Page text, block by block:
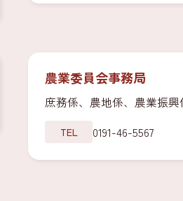
農業委員会事務局
庶務係、農地係、農業振興
TEL 0191-46-5567